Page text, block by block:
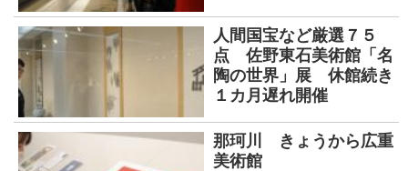
人間国宝など厳選７５
点 佐野東石美術館「名
陶の世界」展 休館続き
１カ月遅れ開催
那珂川 きょうから広重
美術館